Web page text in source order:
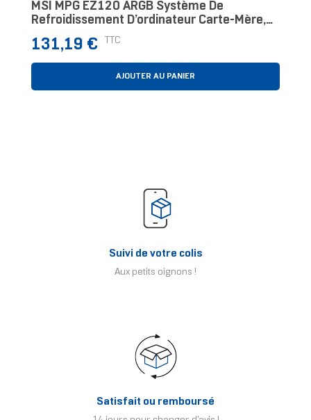
MSI MPG EZ120 ARGB Système De
Refroidissement D’ordinateur Carte-Mère,
Processeur Kit Watercooling 12 Cm Noir
Prix
131,19 € TTC
AJOUTER AU PANIER
Suivi de votre colis
Aux petits oignons !
Satisfait ou remboursé